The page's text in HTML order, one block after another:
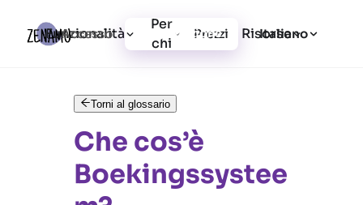
Funzionalità
Per
chi
Prezzi Risorse
Accesso Registrazione Italiano
Torni al glossario
Che cos’è
Boekingssystee